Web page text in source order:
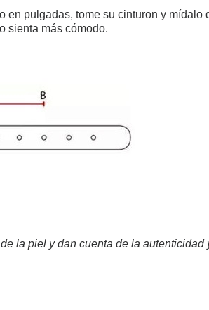
pulgadas, tome su cinturon y mídalo
sienta más cómodo.
la piel y dan cuenta de la autenticidad